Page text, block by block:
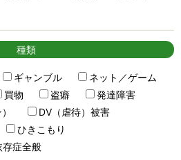
種類
ギャンブル
ネット／ゲーム
買物 盗癖
発達障害
DV（虐待）被害
ひきこもり
存症全般